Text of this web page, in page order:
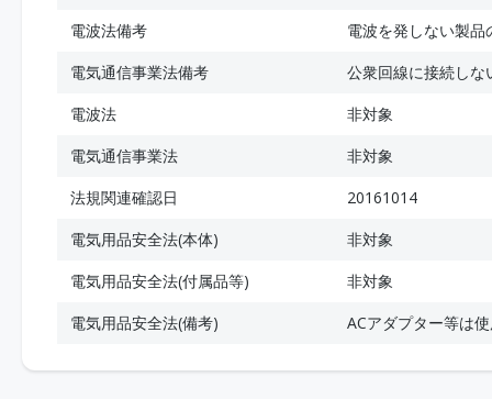
電波法備考
電波を発しない製品
電気通信事業法備考
公衆回線に接続しな
電波法
非対象
電気通信事業法
非対象
法規関連確認日
20161014
電気用品安全法(本体)
非対象
電気用品安全法(付属品等)
非対象
電気用品安全法(備考)
ACアダプター等は